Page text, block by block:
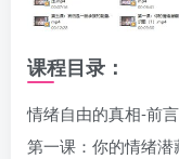
课程目录：
情绪自由的真相-前
第一课：你的情绪